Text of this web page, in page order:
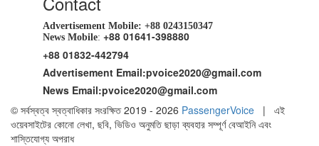
Advertisement Mobile: +88 0243150347
News Mobile: +88 01641-398880
+88 01832-442794
Advertisement Email:pvoice2020@gmail.com
News Email:pvoice2020@gmail.com
© সর্বস্বত্ব স্বত্বাধিকার সংরক্ষিত 2019 - 2026 PassengerVoice | এই
ওয়েবসাইটের কোনো লেখা, ছবি, ভিডিও অনুমতি ছাড়া ব্যবহার সম্পূর্ণ বেআইনি এবং
শাস্তিযোগ্য অপরাধ